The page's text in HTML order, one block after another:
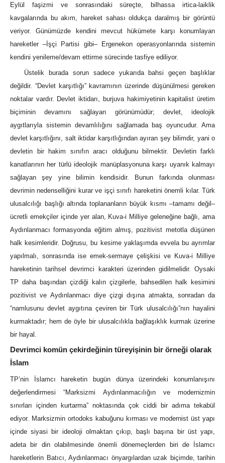
Eylül faşizmi ve sonrasındaki süreçte, bilhassa irtica-laiklik
kavgalarında bu akım, hareket sahası oldukça daralmış bir görüntü
veriyor. Günümüzde kendini mevcut hükümete karşı konumlayan
hareketler –İşçi Partisi gibi– Ergenekon operasyonlarında sistemin
kendini yenileme/devam ettirme sürecinde tasfiye ediliyor.
Üstelik burada sorun sadece yukarıda bahsi geçen başlıklar
değildir. “Devlet karşıtlığı” kavramının üzerinde düşünülmesi gereken
noktalar vardır. Devlet iktidarı, burjuva hakimiyetinin kapitalist üretim
biçiminin devamını sağlayan görünümüdür; devlet, ideolojik
aygıtlarıyla sistemin devamlılığını sağlamada baş oyuncudur. Ama
devlet karşıtlığını, salt iktidar karşıtlığından ayıran şey bilimdir, yani o
devletin bir hakim sınıfın aracı olduğunu bilmektir. Devletin farklı
kanatlarının her türlü ideolojik manüplasyonuna karşı uyanık kalmayı
sağlayan şey yine bilimin kendisidir. Bunun farkında olunması
devrimin nedenselliğini kurar ve işçi sınıfı hareketini önemli kılar. Türk
ulusalcılığı başlığı altında toplananların büyük kısmı –tamamı değil–
ücretli emekçiler içinde yer alan, Kuva-i Milliye geleneğine bağlı, ama
Aydınlanmacı formasyonda eğitim almış, pozitivist metotla düşünen
halk kesimleridir. Doğrusu, bu kesime yaklaşımda evvela bu ayrımlar
yapılmalı, sonrasında ise emek-sermaye çelişkisi ve Kuva-i Milliye
hareketinin tarihsel devrimci karakteri üzerinden gidilmelidir. Oysaki
TP daha başından çizdiği kalın çizgilerle, bahsedilen halk kesimini
pozitivist ve Aydınlanmacı diye çizgi dışına atmakta, sonradan da
“namlusunu devlet aygıtına çeviren bir Türk ulusalcılığı”nın hayalini
kurmaktadır; hem de öyle bir ulusalcılıkla bağlaşıklık kurmak üzerine
bir hayal.
Devrimci komün çekirdeğinin türeyişinin bir örneği olarak
İslam
TP’nin İslamcı hareketin bugün dünya üzerindeki konumlanışını
değerlendirmesi “Marksizmi Aydınlanmacılığın ve modernizmin
sınırları içinden kurtarma” noktasında çok ciddi bir adıma tekabül
ediyor. Marksizmin ortodoks kabuğunu kırması ve modernist üst yapı
içinde siyasi bir ideoloji olmaktan çıkıp, başlı başına bir üst yapı,
adeta bir din olabilmesinde önemli dönemeçlerden biri de İslamcı
hareketlerin Batıcı, Aydınlanmacı önyargılardan uzak biçimde, tarihin